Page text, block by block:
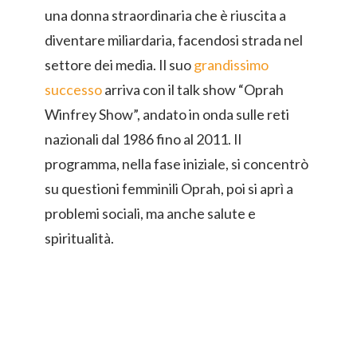
una donna straordinaria che è riuscita a
diventare miliardaria, facendosi strada nel
settore dei media. Il suograndissimo
successoarriva con il talk show “Oprah
Winfrey Show”, andato in onda sulle reti
nazionali dal 1986 fino al 2011. Il
programma, nella fase iniziale, si concentrò
su questioni femminili Oprah, poi si aprì a
problemi sociali, ma anche salute e
spiritualità.